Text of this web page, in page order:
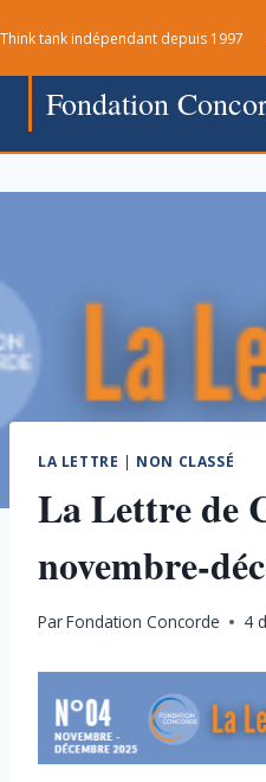
au
contenu
Think tank indépendant depuis 1997
Fondation
LA LETTRE | NON CLASSÉ
La Lettre de
novembre-
ParFondation Concorde 4